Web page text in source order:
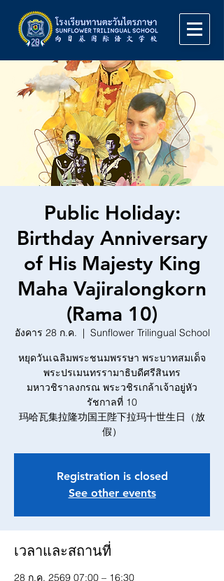
Public Holiday:
Birthday Anniversary
of His Majesty King
Maha Vajiralongkorn
(Rama 10)
อังคาร 28 ก.ค.
  |
Sunflower Trilingual School
หยุดวันเฉลิมพระชนมพรรษา พระบาทสมเด็จ
พระปรเมนทรรามาธิบดีศรีสินทร
มหาวชิราลงกรณ พระวชิรเกล้าเจ้าอยู่หัว
รัชกาลที่ 10
玛哈瓦集拉隆功国王陛下拉玛十世生日（放
假）
Registration is closed
See other events
เวลาและสถานที่
28 ก.ค. 2569 07:00 – 16:30